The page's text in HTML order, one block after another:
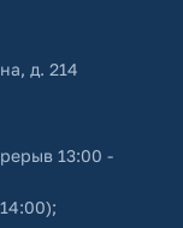
д. 214
13:00 -